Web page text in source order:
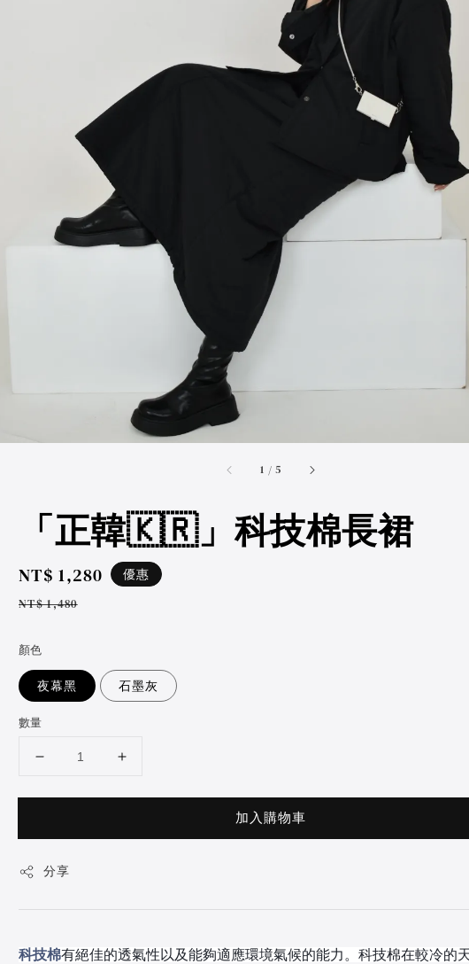
1 /accessibility.of
5
「正韓🇰🇷」科技棉長裙
Sale
price
NT$ 1,280
Regular
NT$ 1,480
優惠
顏色
夜幕黑 石墨灰
數量
加入購物車
分享
科技棉有絕佳的透氣性以及能夠適應環境氣候的能力。 科技棉在較冷的